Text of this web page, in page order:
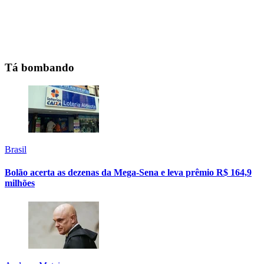
Tá bombando
Brasil
Bolão acerta as dezenas da Mega-Sena e leva prêmio R$ 164,9
milhões